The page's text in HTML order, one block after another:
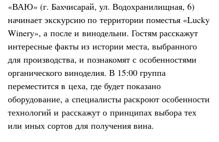
«ВАЮ» (г. Бахчисарай, ул. Водохранилищная, 6)
начинает экскурсию по территории поместья «Lucky
Winery», а после и винодельни. Гостям расскажут
интересные факты из истории места, выбранного
для производства, и познакомят с особенностями
органического виноделия. В 15:00 группа
переместится в цеха, где будет показано
оборудование, а специалисты раскроют особенности
технологий и расскажут о принципах выбора тех
или иных сортов для получения вина.